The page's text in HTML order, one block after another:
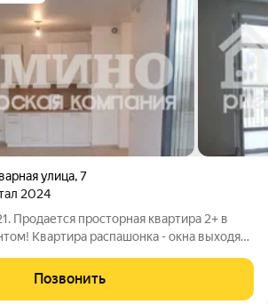
улица,7
2024
Продается просторная квартира 2+ в
Квартира распашонка - окна выходят
потолки. Квартира частично
Позвонить